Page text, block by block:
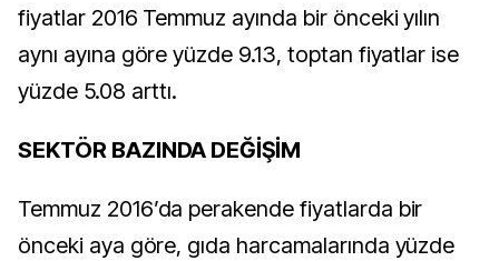
fiyatlar 2016 Temmuz ayında bir önceki yılın
aynı ayına göre yüzde 9.13, toptan fiyatlar ise
yüzde 5.08 arttı.
SEKTÖR BAZINDA DEĞİŞİM
Temmuz 2016’da perakende fiyatlarda bir
önceki aya göre, gıda harcamalarında yüzde